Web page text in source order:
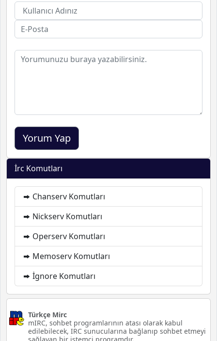
İrc Komutları
Chanserv Komutları
Nickserv Komutları
Operserv Komutları
Memoserv Komutları
İgnore Komutları
Türkçe Mirc
mIRC, sohbet programlarının atası olarak kabul
edilebilecek, IRC sunucularına bağlanıp sohbet etmeyi